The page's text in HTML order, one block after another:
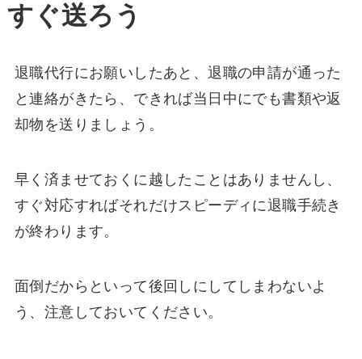
すぐ送ろう
退職代行にお願いしたあと、退職の申請が通った
と連絡がきたら、できれば当日中にでも書類や返
却物を送りましょう。
早く済ませておくに越したことはありませんし、
すぐ対応すればそれだけスピーディに退職手続き
が終わります。
面倒だからといって後回しにしてしまわないよ
う、注意しておいてください。